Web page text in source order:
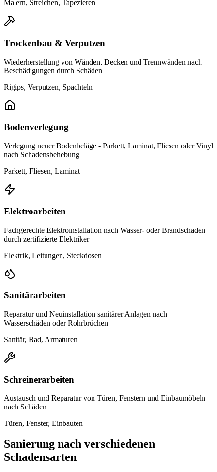
Malern, Streichen, Tapezieren
Trockenbau & Verputzen
Wiederherstellung von Wänden, Decken und Trennwänden nach
Beschädigungen durch Schäden
Rigips, Verputzen, Spachteln
Bodenverlegung
Verlegung neuer Bodenbeläge - Parkett, Laminat, Fliesen oder Vinyl
nach Schadensbehebung
Parkett, Fliesen, Laminat
Elektroarbeiten
Fachgerechte Elektroinstallation nach Wasser- oder Brandschäden
durch zertifizierte Elektriker
Elektrik, Leitungen, Steckdosen
Sanitärarbeiten
Reparatur und Neuinstallation sanitärer Anlagen nach
Wasserschäden oder Rohrbrüchen
Sanitär, Bad, Armaturen
Schreinerarbeiten
Austausch und Reparatur von Türen, Fenstern und Einbaumöbeln
nach Schäden
Türen, Fenster, Einbauten
Sanierung nach verschiedenen
Schadensarten